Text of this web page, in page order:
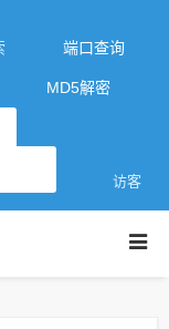
端口查询
MD5解密
访客